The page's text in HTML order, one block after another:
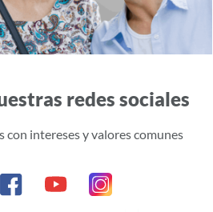
redes sociales
con intereses y valores comunes
Linkedin
Ir a Canal Facebook
Ir a Canal Youtube
Ir a Ir a canal de